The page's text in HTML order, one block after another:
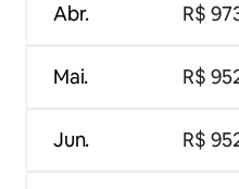
Abr.
Mai.
Jun.
R$
R$
R$